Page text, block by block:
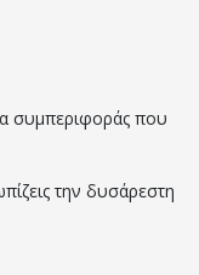
συμπεριφοράς που
την δυσάρεστη